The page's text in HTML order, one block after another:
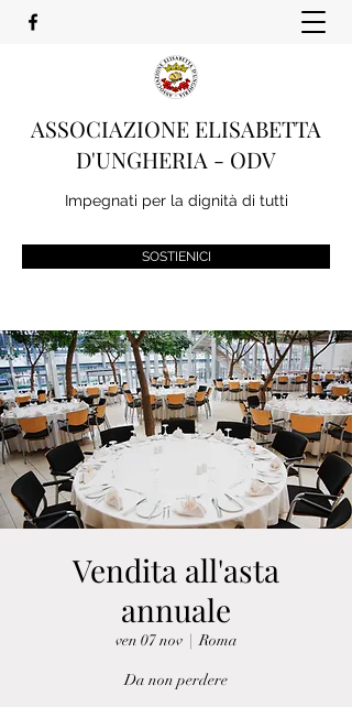
ASSOCIAZIONE ELISABETTA
D'UNGHERIA - ODV
Impegnati per la dignità di tutti
SOSTIENICI
Vendita all'asta
annuale
ven 07 nov
  |
Roma
Da non perdere